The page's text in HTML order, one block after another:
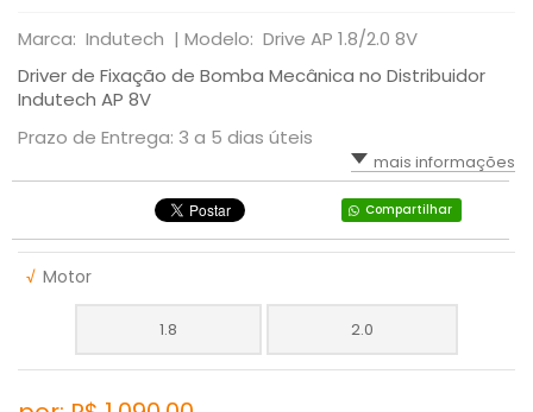
Marca: Indutech | Modelo: Drive AP 1.8/2.0 8V
Driver de Fixação de Bomba Mecânica no Distribuidor
Indutech AP 8V
Prazo de Entrega: 3 a 5 dias úteis
mais informações
Compartilhar
√ Motor
1.8 2.0